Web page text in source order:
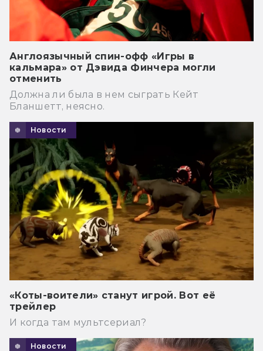
Англоязычный спин-офф «Игры в
кальмара» от Дэвида Финчера могли
отменить
Должна ли была в нем сыграть Кейт
Бланшетт, неясно.
Новости
«Коты-воители» станут игрой. Вот её
трейлер
И когда там мультсериал?
Новости